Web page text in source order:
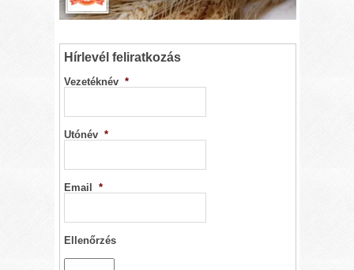
Hírlevél feliratkozás
Vezetéknév *
Utónév *
Email *
Ellenőrzés